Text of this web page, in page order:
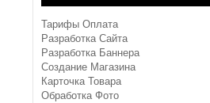
Тарифы Оплата
Разработка Сайта
Разработка Баннера
Создание Магазина
Карточка Товара
Обработка Фото